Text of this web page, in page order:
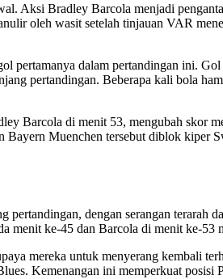
Aksi Bradley Barcola menjadi
oleh wasit setelah tinjauan VAR
pertamanya dalam pertandingan ini.
pertandingan. Beberapa kali bola
Barcola di menit 53, mengubah skor
Muenchen tersebut diblok kiper
dengan serangan terarah
menit ke-45 dan Barcola di menit ke-53
mereka untuk menyerang kembali
Kemenangan ini memperkuat posisi